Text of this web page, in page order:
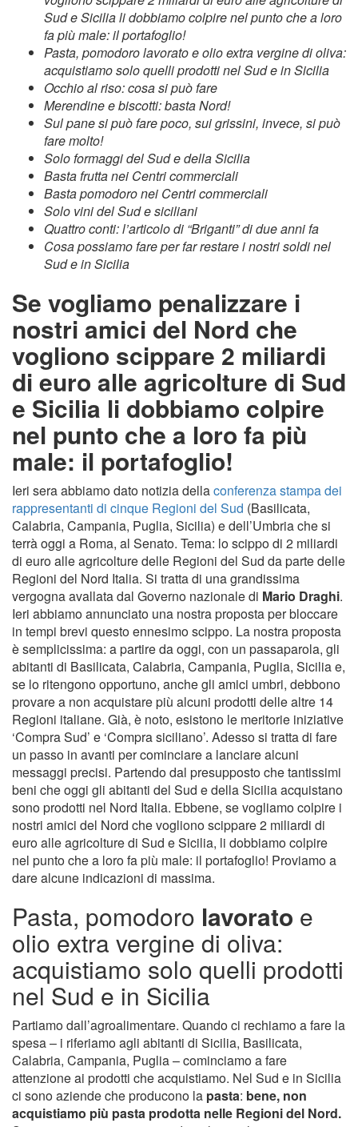
Sud e Sicilia li dobbiamo colpire nel punto che a loro
fa più male: il portafoglio!
Pasta, pomodoro lavorato e olio extra vergine di oliva:
acquistiamo solo quelli prodotti nel Sud e in Sicilia
Occhio al riso: cosa si può fare
Merendine e biscotti: basta Nord!
Sul pane si può fare poco, sui grissini, invece, si può
fare molto!
Solo formaggi del Sud e della Sicilia
Basta frutta nei Centri commerciali
Basta pomodoro nei Centri commerciali
Solo vini del Sud e siciliani
Quattro conti: l’articolo di “Briganti” di due anni fa
Cosa possiamo fare per far restare i nostri soldi nel
Sud e in Sicilia
Se vogliamo penalizzare i
nostri amici del Nord che
vogliono scippare 2 miliardi
di euro alle agricolture di Sud
e Sicilia li dobbiamo colpire
nel punto che a loro fa più
male: il portafoglio!
Ieri sera abbiamo dato notizia dellaconferenza stampa dei
rappresentanti di cinque Regioni del Sud (Basilicata,
Calabria, Campania, Puglia, Sicilia) e dell’Umbria che si
terrà oggi a Roma, al Senato. Tema: lo scippo di 2 miliardi
di euro alle agricolture delle Regioni del Sud da parte delle
Regioni del Nord Italia. Si tratta di una grandissima
vergogna avallata dal Governo nazionale di Mario Draghi.
Ieri abbiamo annunciato una nostra proposta per bloccare
in tempi brevi questo ennesimo scippo. La nostra proposta
è semplicissima: a partire da oggi, con un passaparola, gli
abitanti di Basilicata, Calabria, Campania, Puglia, Sicilia e,
se lo ritengono opportuno, anche gli amici umbri, debbono
provare a non acquistare più alcuni prodotti delle altre 14
Regioni italiane. Già, è noto, esistono le meritorie iniziative
‘Compra Sud’ e ‘Compra siciliano’. Adesso si tratta di fare
un passo in avanti per cominciare a lanciare alcuni
messaggi precisi. Partendo dal presupposto che tantissimi
beni che oggi gli abitanti del Sud e della Sicilia acquistano
sono prodotti nel Nord Italia. Ebbene, se vogliamo colpire i
nostri amici del Nord che vogliono scippare 2 miliardi di
euro alle agricolture di Sud e Sicilia, li dobbiamo colpire
nel punto che a loro fa più male: il portafoglio! Proviamo a
dare alcune indicazioni di massima.
Pasta, pomodoro lavorato e
olio extra vergine di oliva:
acquistiamo solo quelli prodotti
nel Sud e in Sicilia
Partiamo dall’agroalimentare. Quando ci rechiamo a fare la
spesa – i riferiamo agli abitanti di Sicilia, Basilicata,
Calabria, Campania, Puglia – cominciamo a fare
attenzione ai prodotti che acquistiamo. Nel Sud e in Sicilia
ci sono aziende che producono la pasta: bene, non
acquistiamo più pasta prodotta nelle Regioni del Nord.